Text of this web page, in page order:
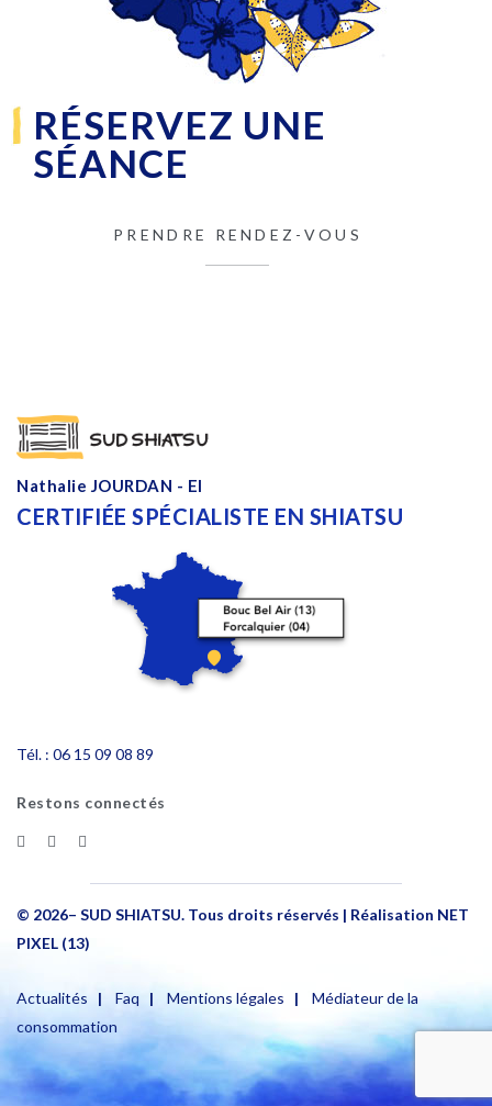
RÉSERVEZ UNE
SÉANCE
PRENDRE RENDEZ-VOUS
Nathalie JOURDAN - EI
CERTIFIÉE SPÉCIALISTE EN SHIATSU
Tél. : 06 15 09 08 89
Restons connectés
© 2026– SUD SHIATSU. Tous droits réservés | Réalisation NET
PIXEL (13)
Actualités | Faq | Mentions légales | Médiateur de la
consommation